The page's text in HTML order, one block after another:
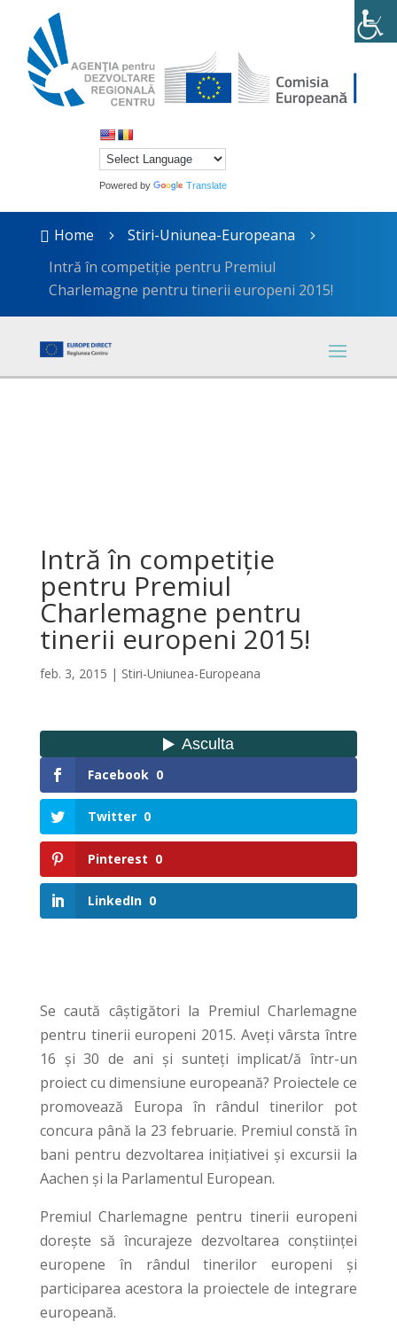
Powered by Translate
 Home 5 Stiri-Uniunea-Europeana 5
Intră în competiție pentru Premiul
Charlemagne pentru tinerii europeni 2015!
Intră în competiție
pentru Premiul
Charlemagne pentru
tinerii europeni 2015!
feb. 3, 2015 | Stiri-Uniunea-Europeana
Facebook 0
Twitter 0
Pinterest 0
LinkedIn 0
Se caută câștigători la Premiul Charlemagne
pentru tinerii europeni 2015. Aveți vârsta între
16 și 30 de ani și sunteți implicat/ă într-un
proiect cu dimensiune europeană? Proiectele ce
promovează Europa în rândul tinerilor pot
concura până la 23 februarie. Premiul constă în
bani pentru dezvoltarea inițiativei și excursii la
Aachen și la Parlamentul European.
Premiul Charlemagne pentru tinerii europeni
dorește să încurajeze dezvoltarea conștiinței
europene în rândul tinerilor europeni și
participarea acestora la proiectele de integrare
europeană.